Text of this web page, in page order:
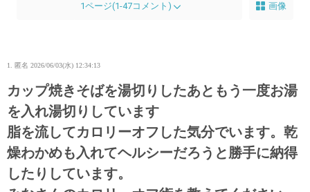
1ページ(1-47コメント) 画像
1. 匿名 2026/06/03(水) 12:34:13
カップ焼きそばを湯切りしたあともう一度お湯
を入れ湯切りしています
脂を流してカロリーオフした気分でいます。乾
燥わかめも入れてヘルシーだろうと勝手に納得
したりしています。